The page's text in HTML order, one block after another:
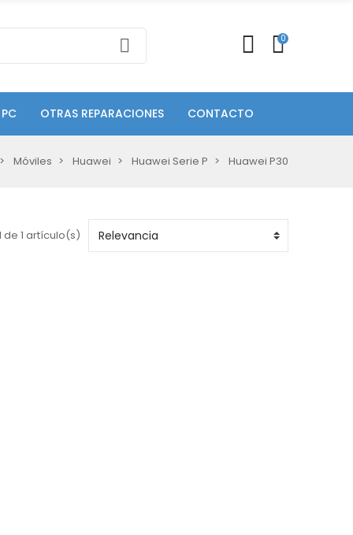
0
OTRAS REPARACIONES CONTACTO
Móviles Huawei Huawei Serie P Huawei P30
de 1 artículo(s)